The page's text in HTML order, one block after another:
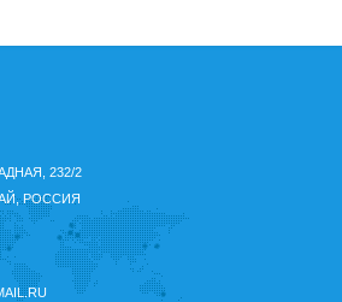
232/2
РОССИЯ